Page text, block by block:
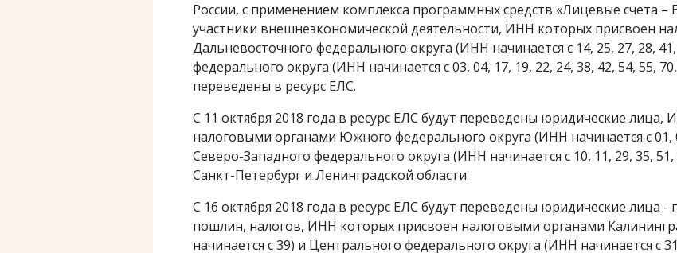
России, с применением комплекса программных средств «Лицевые счета –
участники внешнеэкономической деятельности, ИНН которых присвоен
Дальневосточного федерального округа (ИНН начинается с 14, 25, 27, 28,
федерального округа (ИНН начинается с 03, 04, 17, 19, 22, 24, 38, 42, 54, 55,
переведены в ресурс ЕЛС.
С 11 октября 2018 года в ресурс ЕЛС будут переведены юридические
налоговыми органами Южного федерального округа (ИНН начинается с 01,
Северо-Западного федерального округа (ИНН начинается с 10, 11, 29, 35,
Санкт-Петербург и Ленинградской области.
С 16 октября 2018 года в ресурс ЕЛС будут переведены юридические лица
пошлин, налогов, ИНН которых присвоен налоговыми органами
начинается с 39) и Центрального федерального округа (ИНН начинается с